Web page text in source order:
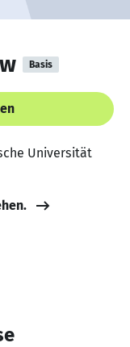
Basis
Universität